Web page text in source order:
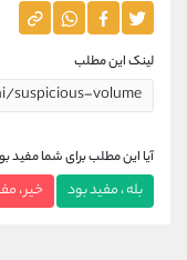
لینک این مطلب
آیا این مطلب برای شما مفید
بله ، مفید بود خیر ،